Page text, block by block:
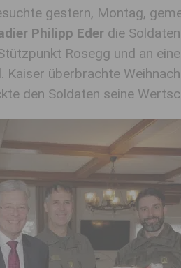
gestern, Montag,
Philipp Eder die
Rosegg und an
Kaiser überbrachte
den Soldaten seine